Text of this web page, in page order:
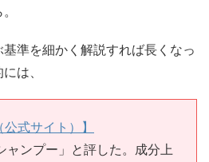
準を細かく解説すれば長くなっ
は、
式サイト）】
ンプー」と評した。成分上